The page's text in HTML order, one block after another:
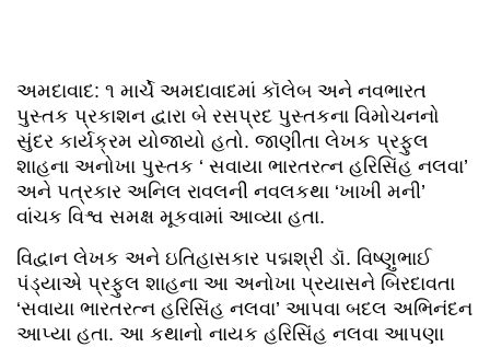
અમદાવાદ: ૧ માર્ચે અમદાવાદમાં કૉલેબ અને નવભારત
પુસ્તક પ્રકાશન દ્વારા બે‌ રસપ્રદ પુસ્તકના વિમોચનનો
સુંદર કાર્યક્રમ યોજાયો હતો.‌ જાણીતા લેખક પ્રફુલ
શાહના અનોખા પુસ્તક ‘ સવાયા ભારતરત્ન હરિસિંહ નલવા’
અને પત્રકાર અનિલ રાવલની નવલકથા ‘ખાખી મની’
વાંચક વિશ્વ સમક્ષ મૂકવામાં આવ્યા હતા.
વિદ્વાન લેખક અને ઇતિહાસકાર પદ્મશ્રી ડૉ. વિષ્ણુભાઈ
પંડ્યાએ પ્રફુલ શાહના આ અનોખા પ્રયાસને બિરદાવતા
‘સવાયા ભારતરત્ન હરિસિંહ નલવા’ આપવા બદલ અભિનંદન
આપ્યા હતા. આ કથાનો નાયક હરિસિંહ નલવા આપણા